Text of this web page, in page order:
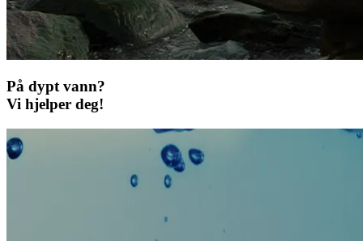
På dypt vann?
Vi hjelper deg!